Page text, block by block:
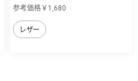
参考価格￥1,680
レザー